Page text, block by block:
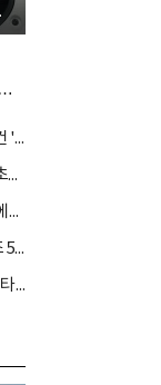
"이게 진짜 미국차에요?"...럭셔리하게 바뀐 링컨 '노틸러스 하이브리드'
박지수 아나운서가 타본 ‘전설의 무쏘’… “여성·초보자도 반할 반전 매력”
"디테일이 살아 있다! 운전하기 편하다!"...초보에게는 아주 매력적인 차 르노 필랑트
10년만에 풀체인지, 이름만 빼고 다 바꿨다. 푸조 5008...디자인으로는 따라갈 차가 없다
마음만은 널찍하게, 미니 쿠퍼 SE 3도어 모델을 타봤다. 짐 많고 바쁜 아나운서도 좋아할까?